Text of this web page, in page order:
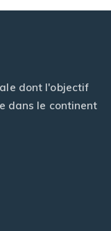
dont l'objectif
dans le continent